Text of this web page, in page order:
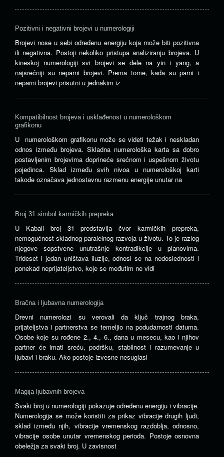
Pozitivni i negativni brojevi u numerologiji
Brojevi nose u sebi određenu energiju koja može biti pozitivna
ili negativna. Postoji nekoliko pristupa analiziranju brojeva. U
kineskoj numerologiji svi brojevi se dele na yin i yang, a
najsrećniji su neparni brojevi. Prema tome, kada su parni i
neparni brojevi prisutni u jednakim iz
Kompatibilnost brojeva i usklađenost u numerološkom
grafikonu
U numerološkom grafikonu može se videti težak i neskladan
odnos između brojeva. Skladna numerološka karta sa dobro
postavljenim brojevima doprineće srećnom i uspešnom životu
pojedinca. Sklad između svih nivoa u numerološkoj karti
takođe označava jednostavnu razmenu energije unutar na
Broj 31 simbol karmičkih prepreka
U Kabali broj 31 predstavlja čvor karmičkih prepreka,
nemogućnost skladnog paralelnog razvoja u životu. To je razlog
njegove sopstvene unutrašnje kontradikcije u planovima.
Trideset i jedan uništava iluzije, odnosi se na nedoslednosti i
ponekad neprijateljstvo, koje se međutim ne vidi
Bračna i ljubavna numerologija
Drevni numerolozi su verovali da ključ trajnog braka,
prijateljstva i partnerstva se temeljio na podudarnosti datuma.
Osobe koje su rođene 2., 4., 6., dana u mesecu, kao i njihov
partner će imati sreću, podršku, stabilnost i razumevanje u
ljubavi i braku. Ako postoje izvesne nesuglasi
Magija ljubavnih brojeva
Svaki broj u numerologiji pokazuje određenu energiju i vibracije.
Numerologija se može koristiti za prikaz vibracije drugih ljudi,
sklad između njih, vibracije vremenskog razdoblja, odnosno,
vibracije osobe unutar vremenskog perioda. Postoje osnovna
obeležja za svaki broj. U zavisnost